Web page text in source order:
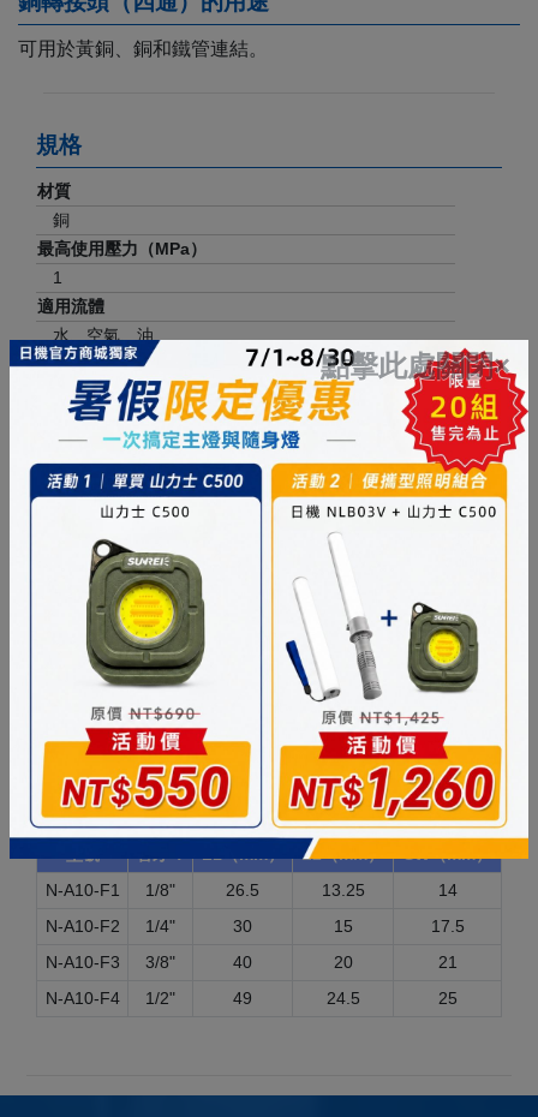
點擊此處關閉×
可用於黃銅、銅和鐵管連結。
規格
材質
銅
最高使用壓力（MPa）
1
適用流體
水、空氣、油
主要尺寸圖
內牙四通
L2（mm）
N-A10-F1
1/8" 26.5 13.25
14
N-A10-F2
1/4" 30 15
17.5
N-A10-F3
3/8" 40 20
21
N-A10-F4
1/2" 49 24.5 25